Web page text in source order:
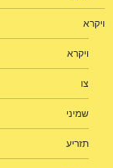
ויקרא
ויקרא
צו
שמיני
תזריע